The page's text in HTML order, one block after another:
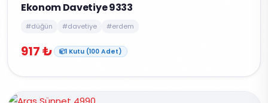
Ekonom Davetiye 9333
#düğün #davetiye #erdem
917 ₺ 1 Kutu (100 Adet)